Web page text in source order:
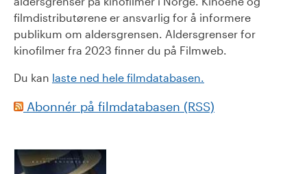
filmdistributørene er ansvarlig for å informere
publikum om aldersgrensen. Aldersgrenser for
kinofilmer fra 2023 finner du på Filmweb.
Du kan laste ned hele filmdatabasen.
Abonnér på filmdatabasen (RSS)